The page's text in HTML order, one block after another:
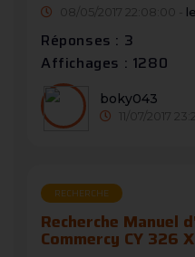
08/05/2017 22:08:00 -
Réponses : 3
Affichages : 1280
boky043
11/07/2017
RECHERCHE
Recherche Manuel
Commercy CY 326